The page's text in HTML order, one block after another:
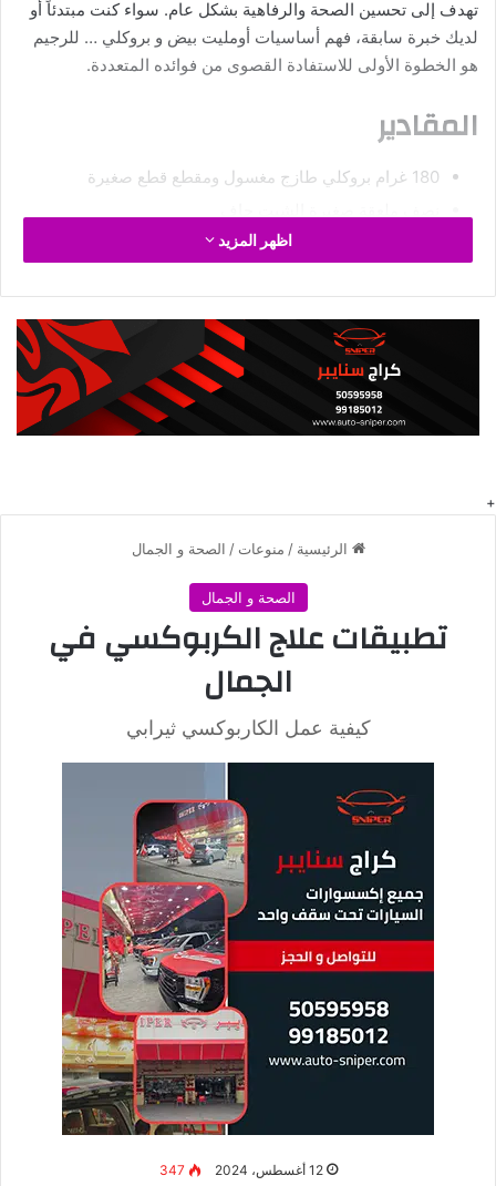
تهدف إلى تحسين الصحة والرفاهية بشكل عام. سواء كنت مبتدئاً أو
لديك خبرة سابقة، فهم أساسيات أومليت بيض و بروكلي … للرجيم
هو الخطوة الأولى للاستفادة القصوى من فوائده المتعددة.
المقادير
180 غرام بروكلي طازج مغسول ومقطع قطع صغيرة
طريقة تحضير أومليت بيض و بروكلي
للرجيم
تقرر أن تكون أفضل نسخة من نفسك،
تصبح كل العقبات مجرد فرص للتعلم
اخفقيالبيضفي وعاء وأضيفي له الشبت الجاف. وفق مطبخ
سيدتي.
أضيفي جبن الفيتا بعد تفتيتها بالشوكة ودعي المزيج جانباً .
قومي برش رذاذ الزيت في مقلاة على النار، ثم صفي قطع
البروكلي وقلبيها على نار هادئة مدة 3-4 دقائق.
ضعي مزيج البيض فوق البروكلي، واتركيه حوالي 3 دقائق حتى
يتحمر من الأسفل، ثم اقلبيه ودعيه لدقيقتين حتى النضج.
ارفعي المقلاة عن النار، وضعي الأومليت في طبق التقديم،
وقدميه ساخناً.
والأن أصبح طبق أومليت بيض و بروكلي للرجيم جاهزاً وألف
صحة وعافية.
ونقدم لكم من خلال موقع “العالم في ثواني”، أيضاً أروع المقالات
والتجميل ومقالات الكيتودايت، وصفات الرجيم نتمنى أن نكون قد
اظهر المزيد